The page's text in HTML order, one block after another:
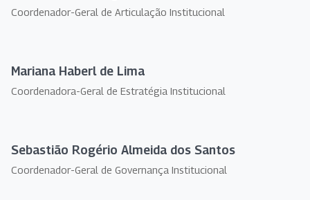
Coordenador-Geral de Articulação Institucional
Mariana Haberl de Lima
Coordenadora-Geral de Estratégia Institucional
Sebastião Rogério Almeida dos Santos
Coordenador-Geral de Governança Institucional